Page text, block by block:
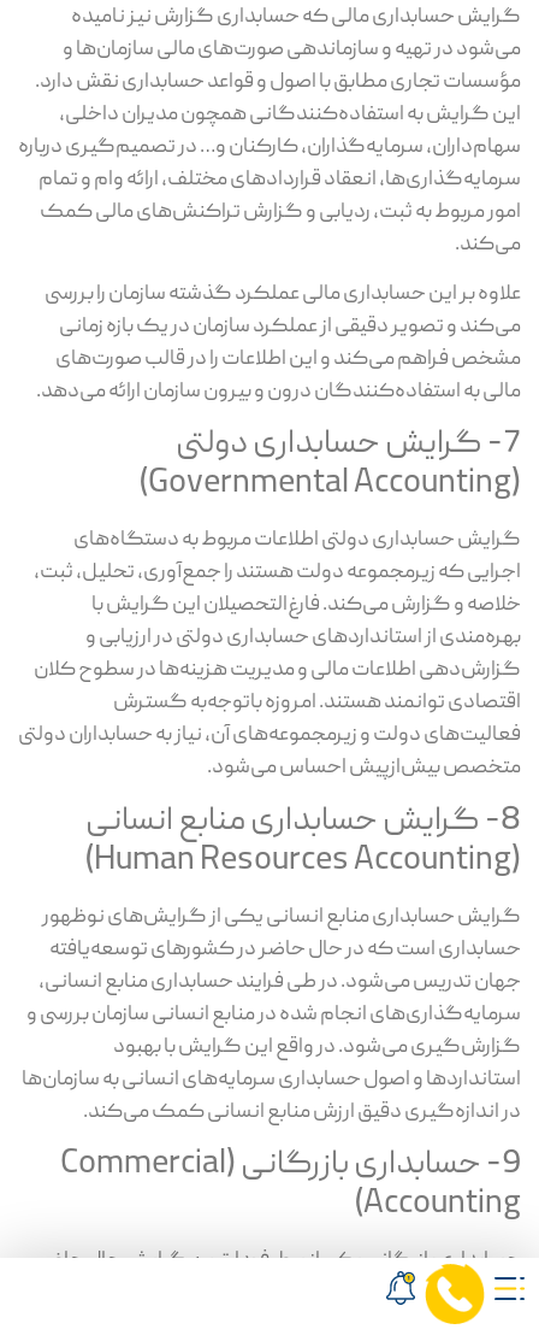
گرایش حسابداری مالی که حسابداری گزارش نیز نامیده
می‌شود در تهیه و سازماندهی صورت‌های مالی سازمان‌ها و
مؤسسات تجاری مطابق با اصول و قواعد حسابداری نقش دارد.
این گرایش به استفاده‌کنندگانی همچون مدیران داخلی،
سهام‌داران، سرمایه‌گذاران، کارکنان و… در تصمیم‌گیری درباره
سرمایه‌گذاری‌ها، انعقاد قراردادهای مختلف، ارائه وام و تمام
امور مربوط به ثبت، ردیابی و گزارش تراکنش‌های مالی کمک
می‌کند.
علاوه بر این حسابداری مالی عملکرد گذشته سازمان را بررسی
می‌کند و تصویر دقیقی از عملکرد سازمان در یک بازه زمانی
مشخص فراهم می‌کند و این اطلاعات را در قالب صورت‌های
مالی به استفاده‌کنندگان درون و بیرون سازمان ارائه می‌دهد.
7- گرایش حسابداری دولتی
(Governmental Accounting)
گرایش حسابداری دولتی اطلاعات مربوط به دستگاه‌های
اجرایی که زیرمجموعه دولت هستند را جمع‌آوری، تحلیل، ثبت،
خلاصه و گزارش می‌کند. فارغ‌التحصیلان این گرایش با
بهره‌مندی از استانداردهای حسابداری دولتی در ارزیابی و
گزارش‌دهی اطلاعات مالی و مدیریت هزینه‌ها در سطوح کلان
اقتصادی توانمند هستند. امروزه باتوجه‌به گسترش
فعالیت‌های دولت و زیرمجموعه‌های آن، نیاز به حسابداران دولتی
متخصص بیش‌ازپیش احساس می‌شود.
8- گرایش حسابداری منابع انسانی
(Human Resources Accounting)
گرایش حسابداری منابع انسانی یکی از گرایش‌های نوظهور
حسابداری است که در حال حاضر در کشورهای توسعه‌یافته
جهان تدریس می‌شود. در طی فرایند حسابداری منابع انسانی،
سرمایه‌گذاری‌های انجام شده در منابع انسانی سازمان بررسی و
گزارش‌گیری می‌شود. در واقع این گرایش با بهبود
استانداردها و اصول حسابداری سرمایه‌های انسانی به سازمان‌ها
در اندازه‌گیری دقیق ارزش منابع انسانی کمک می‌کند.
9- حسابداری بازرگانی (Commercial
Accounting)
حسابداری بازرگانی یکی از پرطرف‌دارترین گرایش حال حاضر
است. حسابدار بازرگانی به تهیه و تنظیم سندهای مالی، انجام
مکاتبات اداری، پیگیری امور بانکی، بورس و اوراق بهادار بر